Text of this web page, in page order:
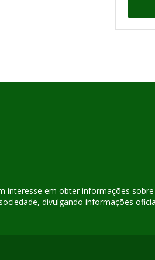
em obter informações
divulgando informações